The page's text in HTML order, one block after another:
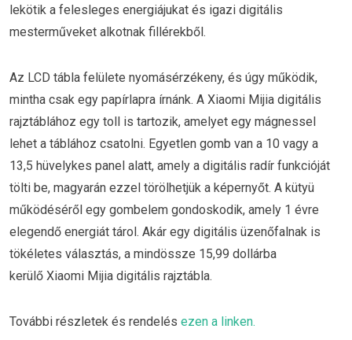
lekötik a felesleges energiájukat és igazi digitális
mesterműveket alkotnak fillérekből.
Az LCD tábla felülete nyomásérzékeny, és úgy működik,
mintha csak egy papírlapra írnánk. A Xiaomi Mijia digitális
rajztáblához egy toll is tartozik, amelyet egy mágnessel
lehet a táblához csatolni. Egyetlen gomb van a 10 vagy a
13,5 hüvelykes panel alatt, amely a digitális radír funkcióját
tölti be, magyarán ezzel törölhetjük a képernyőt. A kütyü
működéséről egy gombelem gondoskodik, amely 1 évre
elegendő energiát tárol. Akár egy digitális üzenőfalnak is
tökéletes választás, a mindössze 15,99 dollárba
kerülő Xiaomi Mijia digitális rajztábla.
További részletek és rendelés ezen a linken.